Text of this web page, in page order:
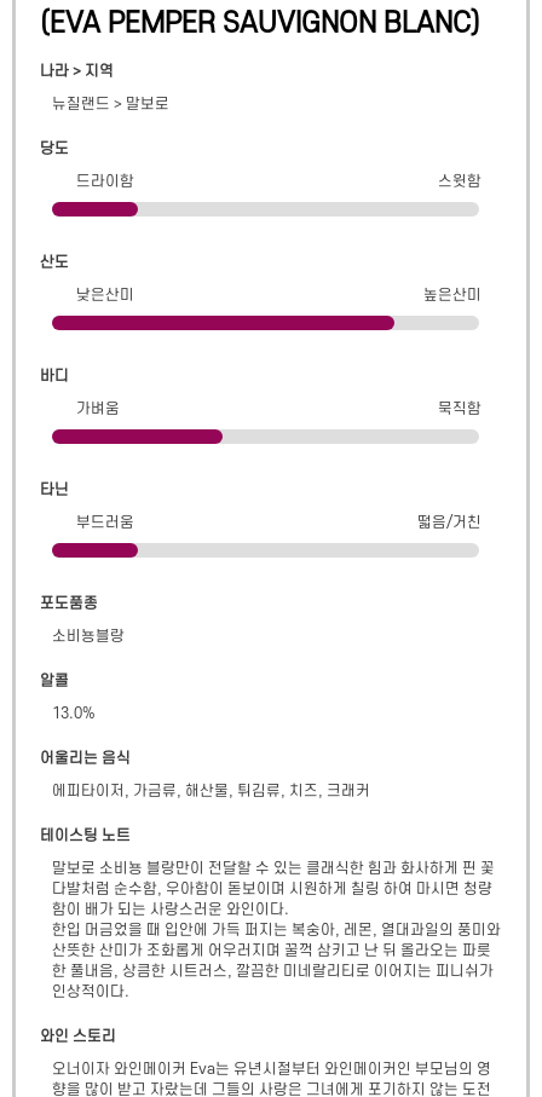
(EVA PEMPER SAUVIGNON BLANC)
나라 > 지역
뉴질랜드 > 말보로
당도
드라이함
스윗함
산도
낮은산미
높은산미
바디
가벼움
묵직함
타닌
부드러움
떫음/거친
포도품종
소비뇽블랑
알콜
13.0%
어울리는 음식
에피타이저, 가금류, 해산물, 튀김류, 치즈, 크래커
테이스팅 노트
말보로 소비뇽 블랑만이 전달할 수 있는 클래식한 힘과 화사하게 핀 꽃
다발처럼 순수함, 우아함이 돋보이며 시원하게 칠링 하여 마시면 청량
함이 배가 되는 사랑스러운 와인이다.
한입 머금었을 때 입안에 가득 퍼지는 복숭아, 레몬, 열대과일의 풍미와
산뜻한 산미가 조화롭게 어우러지며 꿀꺽 삼키고 난 뒤 올라오는 파릇
한 풀내음, 상큼한 시트러스, 깔끔한 미네랄리티로 이어지는 피니쉬가
인상적이다.
와인 스토리
오너이자 와인메이커 Eva는 유년시절부터 와인메이커인 부모님의 영
향을 많이 받고 자랐는데 그들의 사랑은 그녀에게 포기하지 않는 도전